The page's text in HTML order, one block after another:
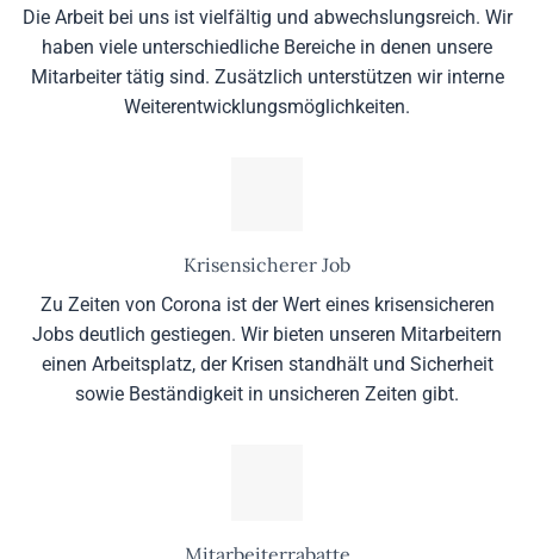
Die Arbeit bei uns ist vielfältig und abwechslungsreich. Wir
haben viele unterschiedliche Bereiche in denen unsere
Mitarbeiter tätig sind. Zusätzlich unterstützen wir interne
Weiterentwicklungsmöglichkeiten.
Krisensicherer Job
Zu Zeiten von Corona ist der Wert eines krisensicheren
Jobs deutlich gestiegen. Wir bieten unseren Mitarbeitern
einen Arbeitsplatz, der Krisen standhält und Sicherheit
sowie Beständigkeit in unsicheren Zeiten gibt.
Mitarbeiterrabatte